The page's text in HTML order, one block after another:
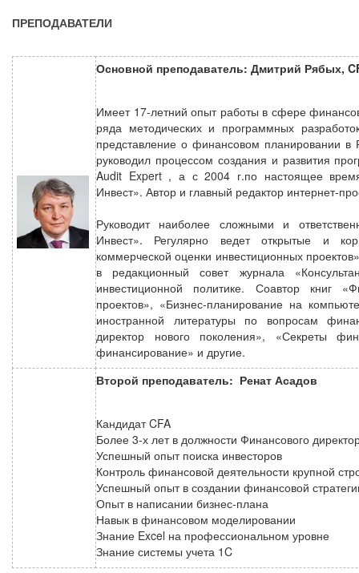
ПРЕПОДАВАТЕЛИ
Основной преподаватель: Дмитрий Рябых,
Имеет 17-летний опыт работы в сфере
ряда методических и программных
представление о финансовом планировании
руководил процессом создания и развития
Audit Expert , а с 2004 г.по настоящее
Инвест». Автор и главный редактор интернет-
Руководит наиболее сложными и
Инвест». Регулярно ведет открытые и
коммерческой оценки инвестиционных
в редакционный совет журнала
инвестиционной политике. Соавтор книг
проектов», «Бизнес-планирование на
иностранной литературы по вопросам
директор нового поколения», «Секреты
финансирование» и другие.
Второй преподаватель: Ренат Асадов
Кандидат CFA
Более 3-х лет в должности Финансового
Успешный опыт поиска инвесторов
Контроль финансовой деятельности крупной
Успешный опыт в создании финансовой
Опыт в написании бизнес-плана
Навык в финансовом моделировании
Знание Excel на профессиональном уровне
Знание системы учета 1C